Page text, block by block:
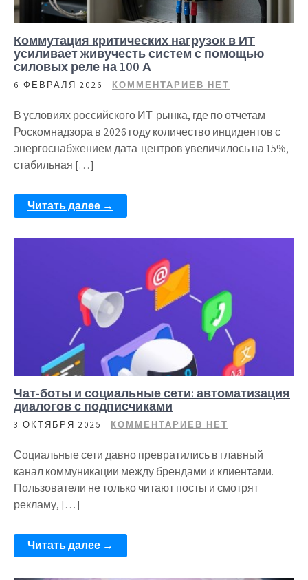
Коммутация критических нагрузок в ИТ
усиливает живучесть систем с помощью
силовых реле на 100 А
6 ФЕВРАЛЯ 2026 КОММЕНТАРИЕВ НЕТ
В условиях российского ИТ-рынка, где по отчетам
Роскомнадзора в 2026 году количество инцидентов с
энергоснабжением дата-центров увеличилось на 15%,
стабильная […]
Читать далее →
Чат-боты и социальные сети: автоматизация
диалогов с подписчиками
3 ОКТЯБРЯ 2025 КОММЕНТАРИЕВ НЕТ
Социальные сети давно превратились в главный
канал коммуникации между брендами и клиентами.
Пользователи не только читают посты и смотрят
рекламу, […]
Читать далее →